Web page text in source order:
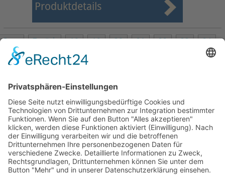
Produktdetails
Start Zurück 18 19 20 21 22 23
24
Seite 27 von 27
Mollenhauer Adresse
Downloads
Weitere Seiten